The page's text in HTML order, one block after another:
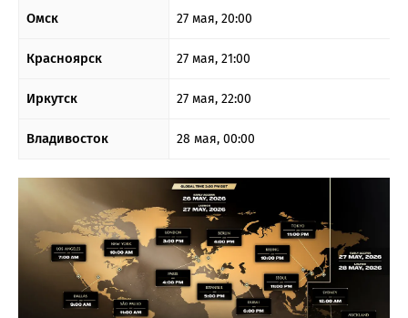
Омск 27 мая, 20:00
Красноярск 27 мая, 21:00
Иркутск 27 мая, 22:00
Владивосток 28 мая, 00:00